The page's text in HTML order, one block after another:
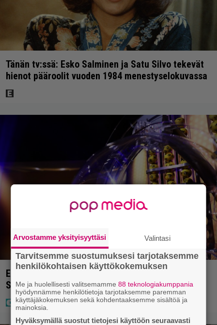
Tänän tv:ssä: Esko Salminen ja Satu Silvo tekevät
hienot pääroolit vuoden 1984 menestyselokuvassa
Eurojackpotissa poksahti 32,7 miljoonaa, ja tänne
Suomen isoin voitto meni
Arvostamme yksityisyyttäsi Valintasi
Tarvitsemme suostumuksesi tarjotaksemme
henkilökohtaisen käyttökokemuksen
Me ja huolellisesti valitsemamme88 teknologiakumppania
hyödynnämme henkilötietoja tarjotaksemme paremman
käyttäjäkokemuksen sekä kohdentaaksemme sisältöä ja
mainoksia.
Hyväksymällä suostut tietojesi käyttöön seuraavasti